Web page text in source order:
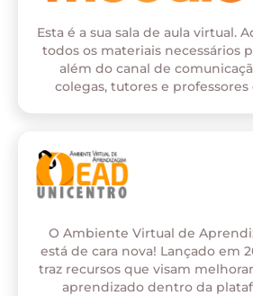
Esta é a sua sala de aula virtual.
todos os materiais necessários
além do canal de
colegas, tutores e professores
O Ambiente Virtual de
está de cara nova! Lançado em
traz recursos que visam
aprendizado dentro da